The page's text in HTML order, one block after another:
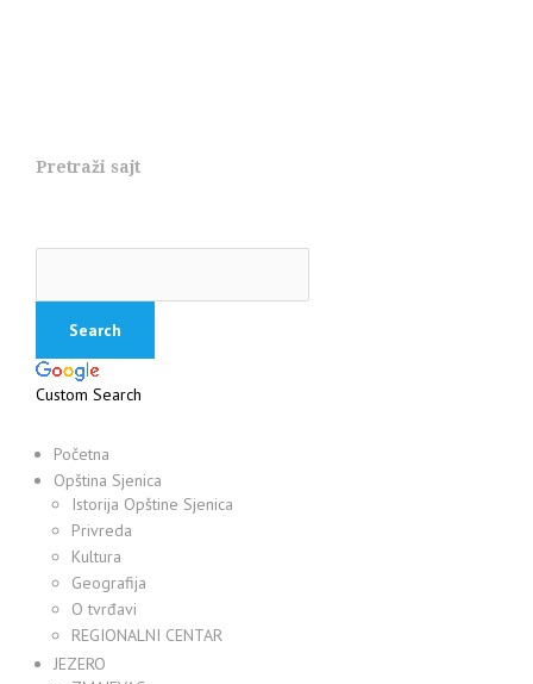
Pretraži sajt
Custom Search
Početna
Opština Sjenica
Istorija Opštine Sjenica
Privreda
Kultura
Geografija
O tvrđavi
REGIONALNI CENTAR
JEZERO